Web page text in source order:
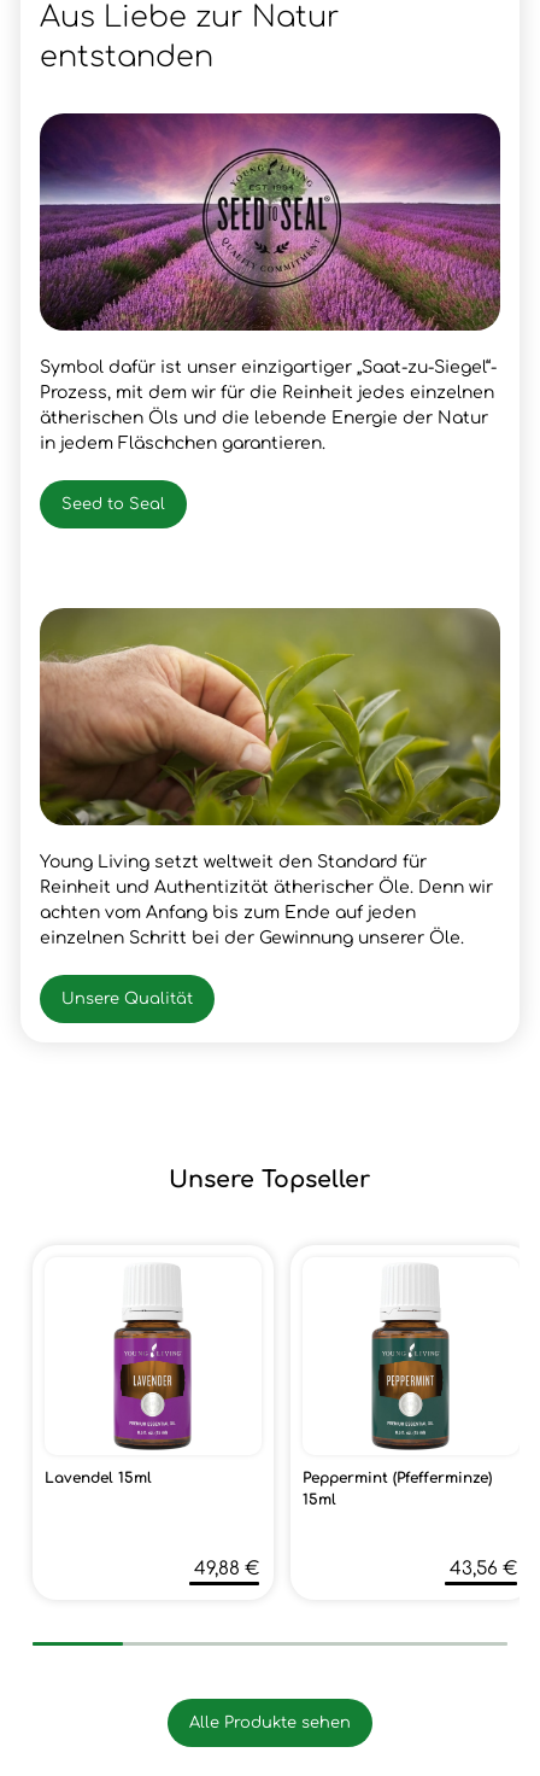
Aus Liebe zur Natur
entstanden
Symbol dafür ist unser einzigartiger „Saat-zu-Siegel“-
Prozess, mit dem wir für die Reinheit jedes einzelnen
ätherischen Öls und die lebende Energie der Natur
in jedem Fläschchen garantieren.
Seed to Seal
Young Living setzt weltweit den Standard für
Reinheit und Authentizität ätherischer Öle. Denn wir
achten vom Anfang bis zum Ende auf jeden
einzelnen Schritt bei der Gewinnung unserer Öle.
Unsere Qualität
Unsere Topseller
Lavendel 15ml
49,88 €
Peppermint (Pfefferminze)
15ml
43,56 €
Alle Produkte sehen